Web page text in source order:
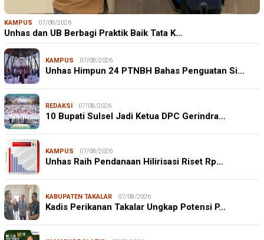
KAMPUS 07/08/2026
Unhas dan UB Berbagi Praktik Baik Tata K…
KAMPUS 07/08/2026
Unhas Himpun 24 PTNBH Bahas Penguatan Si…
REDAKSI 07/08/2026
10 Bupati Sulsel Jadi Ketua DPC Gerindra…
KAMPUS 07/08/2026
Unhas Raih Pendanaan Hilirisasi Riset Rp…
KABUPATEN TAKALAR 07/08/2026
Kadis Perikanan Takalar Ungkap Potensi P…